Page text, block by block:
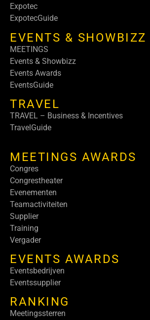
Expotec
ExpotecGuide
EVENTS & SHOWBIZZ
MEETINGS
Events & Showbizz
Events Awards
EventsGuide
TRAVEL
TRAVEL – Business & Incentives
TravelGuide
MEETINGS AWARDS
Congres
Congrestheater
Evenementen
Teamactiviteiten
Supplier
Training
Vergader
EVENTS AWARDS
Eventsbedrijven
Eventssupplier
RANKING
Meetingssterren